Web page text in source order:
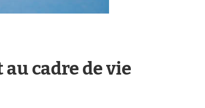
cadre de vie